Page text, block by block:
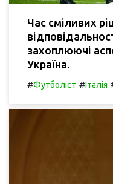
Час сміливих
захоплюючі
Україна.
#Футболіст #Італія